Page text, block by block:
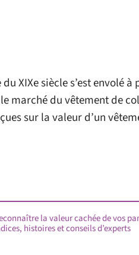
XIXe siècle s’est envolé à
marché du vêtement de
sur la valeur d’un
la valeur cachée de vos
histoires et conseils d’experts